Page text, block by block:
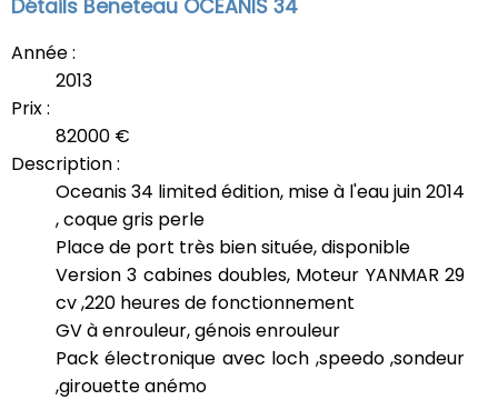
Détails Beneteau OCEANIS 34
Année :
2013
Prix :
82000 €
Description :
Oceanis 34 limited édition, mise à l'eau juin 2014
, coque gris perle
Place de port très bien située, disponible
Version 3 cabines doubles, Moteur YANMAR 29
cv ,220 heures de fonctionnement
GV à enrouleur, génois enrouleur
Pack électronique avec loch ,speedo ,sondeur
,girouette anémo